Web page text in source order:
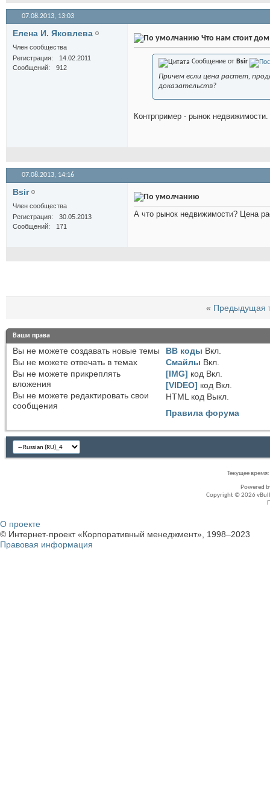
07.08.2013, 13:03
Елена И. Яковлева
Член сообщества
Регистрация
14.02.2011
Сообщений
912
Что нам стоит
Сообщение от Bsir
Причем если цена растет,
доказательств?
Контрпример - рынок недвижимости.
07.08.2013, 14:16
Bsir
Член сообщества
Регистрация
30.05.2013
Сообщений
171
А что рынок недвижимости? Цена
« Предыдущая
Ваши права
Вы не можете создавать новые темы
Вы не можете отвечать в темах
Вы не можете прикреплять
вложения
Вы не можете редактировать свои
сообщения
BB коды Вкл.
Смайлы Вкл.
[IMG] код Вкл.
[VIDEO] код Вкл.
HTML код Выкл.
Правила форума
Текущее время:
Powered
Copyright © 2026
О проекте
© Интернет-проект «Корпоративный менеджмент», 1998–2023
Правовая информация